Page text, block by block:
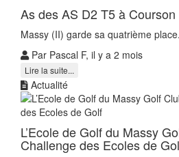
As des AS D2 T5 à Courson
Massy (II) garde sa quatrième place.
Par Pascal F, il y a 2 mois
Lire la suite...
Actualité
L’Ecole de Golf du Massy
Challenge des Ecoles de